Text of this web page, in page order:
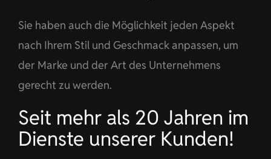
Sie haben auch die Möglichkeit jeden Aspekt
nach Ihrem Stil und Geschmack anpassen, um
der Marke und der Art des Unternehmens
gerecht zu werden.
Seit mehr als 20 Jahren im
Dienste unserer Kunden!